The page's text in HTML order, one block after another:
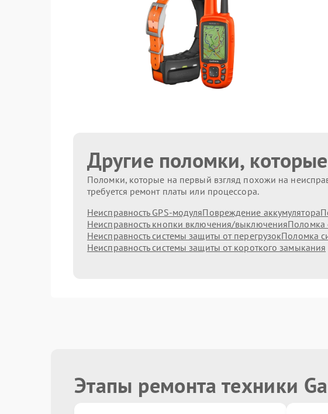
Другие поломки,
Поломки, которые на первый взгляд похожи на
требуется ремонт платы или процессора.
Неисправность GPS-модуляПовреждение аккумулятора
Неисправность кнопки включения/выключенияПоломка
Неисправность системы защиты от перегрузокПоломка
Неисправность системы защиты от короткого замыкания
Этапы ремонта техники